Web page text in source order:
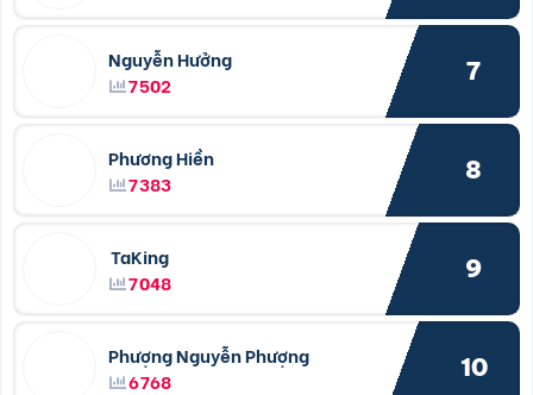
Nguyễn Hưởng
7502
7
Phương Hiền
7383
8
TaKing
7048
9
Phượng Nguyễn Phượng
6768
10